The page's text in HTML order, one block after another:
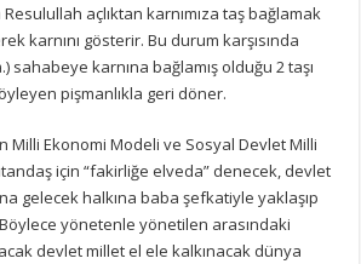
açlıktan karnımıza taş bağlamak
karnını gösterir. Bu durum karşısında
sahabeye karnına bağlamış olduğu 2 taşı
pişmanlıkla geri döner.
Milli Ekonomi Modeli ve Sosyal Devlet Milli
için “fakirliğe elveda” denecek, devlet
gelecek halkına baba şefkatiyle yaklaşıp
yönetenle yönetilen arasındaki
devlet millet el ele kalkınacak dünya